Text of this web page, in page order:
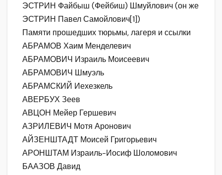
ЭСТРИН Файбыш (Фейбиш) Шмуйлович (он же
ЭСТРИН Павел Самойлович[1])
Памяти прошедших тюрьмы, лагеря и ссылки
АБРАМОВ Хаим Менделевич
АБРАМОВИЧ Израиль Моисеевич
АБРАМОВИЧ Шмуэль
АБРАМСКИЙ Иехезкель
АВЕРБУХ Зеев
АВЦОН Мейер Гершевич
АЗРИЛЕВИЧ Мотя Аронович
АЙЗЕНШТАДТ Моисей Григорьевич
АРОНШТАМ Израиль-Иосиф Шоломович
БААЗОВ Давид